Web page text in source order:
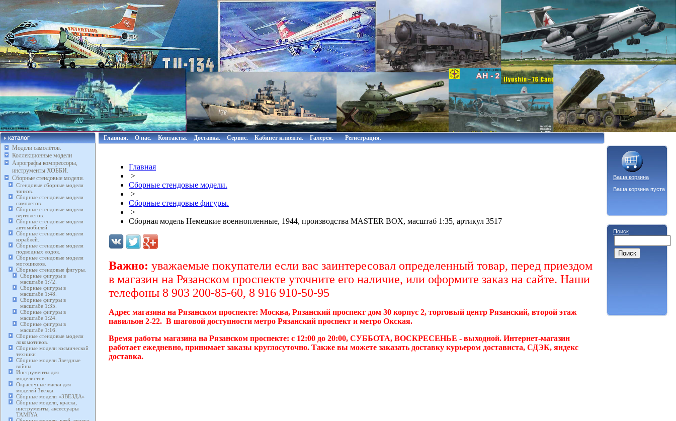
Модели самолётов.
Коллекционные модели
Аэрографы компрессоры,
инструменты ХОББИ.
Сборные стендовые модели.
Стендовые сборные модели
танков.
Сборные стендовые модели
самолетов.
Сборные стендовые модели
вертолетов.
Сборные стендовые модели
автомобилей.
Сборные стендовые модели
кораблей.
Сборные стендовые модели
подводных лодок.
Сборные стендовые модели
мотоциклов.
Сборные стендовые фигуры.
Сборные фигуры в
масштабе 1:72.
Сборные фигуры в
масштабе 1:48.
Сборные фигуры в
масштабе 1:35.
Сборные фигуры в
масштабе 1:24.
Сборные фигуры в
масштабе 1:16.
Сборные стендовые модели
локомотивов.
Сборные модели космической
техники
Сборные модели Звездные
войны
Инструменты для
моделистов
Окрасочные маски для
моделей Звезда.
Сборные модели «ЗВЕЗДА»
Сборные модели, краска,
инструменты, аксессуары
TAMIYA
Главная. О нас. Контакты. Доставка. Сервис. Кабинет клиента. Галерея. Регистрация.
Главная
>
Сборные стендовые модели.
>
Сборные стендовые фигуры.
>
Сборная модель Немецкие военнопленные, 1944, производства MASTER BOX, масштаб 1:35, артикул 3517
Важно: уважаемые покупатели если вас заинтересовал определенный товар, перед приездом
в магазин на Рязанском проспекте уточните его наличие, или оформите заказ на сайте. Наши
телефоны 8 903 200-85-60, 8 916 910-50-95
Адрес магазина на Рязанском проспекте: Москва, Рязанский проспект дом 30 корпус 2, торговый центр Рязанский, второй этаж
павильон 2-22. В шаговой доступности метро Рязанский проспект и метро Окская.
Время работы магазина на Рязанском проспекте: с 12:00 до 20:00, СУББОТА, ВОСКРЕСЕНЬЕ - выходной. Интернет-магазин
работает ежедневно, принимает заказы круглосуточно. Также вы можете заказать доставку курьером достависта, СДЭК, яндекс
доставка.
Ваша корзина
Ваша корзина пуста
Поиск